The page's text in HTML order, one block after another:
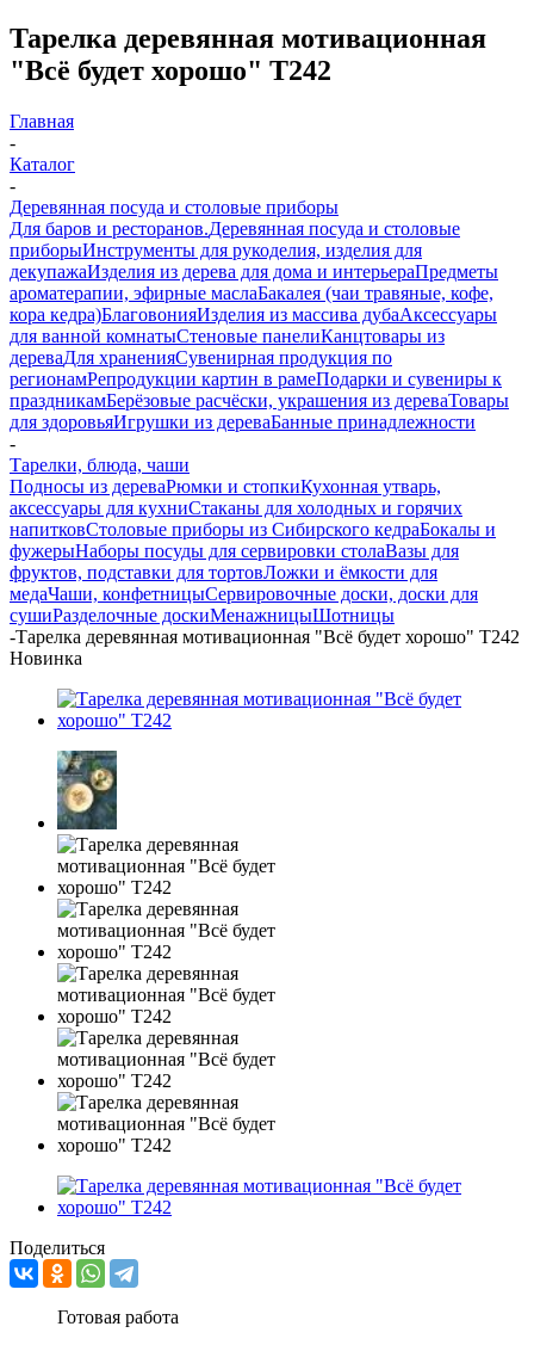
Тарелка деревянная мотивационная
"Всё будет хорошо" T242
Главная
-
Каталог
-
Деревянная посуда и столовые приборы
Для баров и ресторанов.Деревянная посуда и столовые
приборыИнструменты для рукоделия, изделия для
декупажаИзделия из дерева для дома и интерьераПредметы
ароматерапии, эфирные маслаБакалея (чаи травяные, кофе,
кора кедра)БлаговонияИзделия из массива дубаАксессуары
для ванной комнатыСтеновые панелиКанцтовары из
дереваДля храненияСувенирная продукция по
регионамРепродукции картин в рамеПодарки и сувениры к
праздникамБерёзовые расчёски, украшения из дереваТовары
для здоровьяИгрушки из дереваБанные принадлежности
-
Тарелки, блюда, чаши
Подносы из дереваРюмки и стопкиКухонная утварь,
аксессуары для кухниСтаканы для холодных и горячих
напитковСтоловые приборы из Сибирского кедраБокалы и
фужерыНаборы посуды для сервировки столаВазы для
фруктов, подставки для тортовЛожки и ёмкости для
медаЧаши, конфетницыСервировочные доски, доски для
сушиРазделочные доскиМенажницыШотницы
-Тарелка деревянная мотивационная "Всё будет хорошо" T242
Новинка
Поделиться
Готовая работа